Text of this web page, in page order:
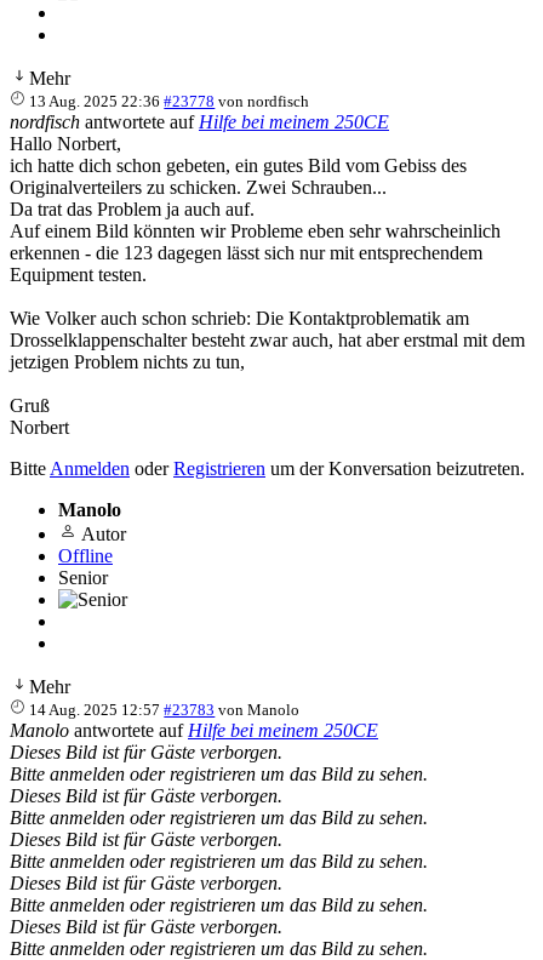
Mehr
13 Aug. 2025 22:36 #23778 vonnordfisch
nordfisch antwortete auf Hilfe bei meinem 250CE
Hallo Norbert,
ich hatte dich schon gebeten, ein gutes Bild vom Gebiss des
Originalverteilers zu schicken. Zwei Schrauben...
Da trat das Problem ja auch auf.
Auf einem Bild könnten wir Probleme eben sehr wahrscheinlich
erkennen - die 123 dagegen lässt sich nur mit entsprechendem
Equipment testen.
Wie Volker auch schon schrieb: Die Kontaktproblematik am
Drosselklappenschalter besteht zwar auch, hat aber erstmal mit dem
jetzigen Problem nichts zu tun,
Gruß
Norbert
Bitte Anmelden oderRegistrieren um der Konversation beizutreten.
Manolo
Autor
Offline
Senior
Mehr
14 Aug. 2025 12:57 #23783 vonManolo
Manolo antwortete auf Hilfe bei meinem 250CE
Dieses Bild ist für Gäste verborgen.
Bitte anmelden oder registrieren um das Bild zu sehen.
Dieses Bild ist für Gäste verborgen.
Bitte anmelden oder registrieren um das Bild zu sehen.
Dieses Bild ist für Gäste verborgen.
Bitte anmelden oder registrieren um das Bild zu sehen.
Dieses Bild ist für Gäste verborgen.
Bitte anmelden oder registrieren um das Bild zu sehen.
Dieses Bild ist für Gäste verborgen.
Bitte anmelden oder registrieren um das Bild zu sehen.